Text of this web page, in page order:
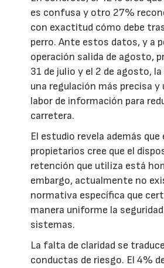
es confusa y otro 27%
con exactitud cómo debe
perro. Ante estos datos, y a
operación salida de agosto,
31 de julio y el 2 de agosto, la
una regulación más precisa y
labor de información para
carretera.
El estudio revela además que
propietarios cree que el
retención que utiliza está
embargo, actualmente no
normativa específica que
manera uniforme la
sistemas.
La falta de claridad se
conductas de riesgo. El 4%